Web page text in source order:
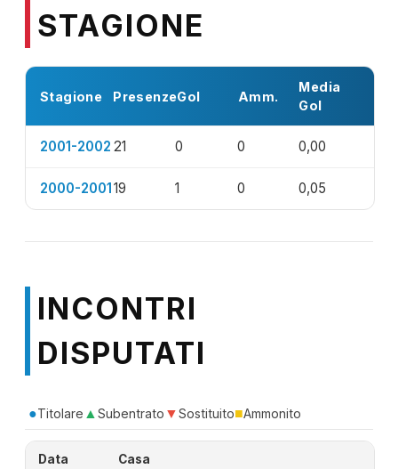
STAGIONE
Stagione PresenzeGol Amm.
Media
Gol
2001-2002 21 0 0 0,00
2000-200119 1 0 0,05
INCONTRI
DISPUTATI
●Titolare ▲Subentrato ▼Sostituito■Ammonito
Data
Casa